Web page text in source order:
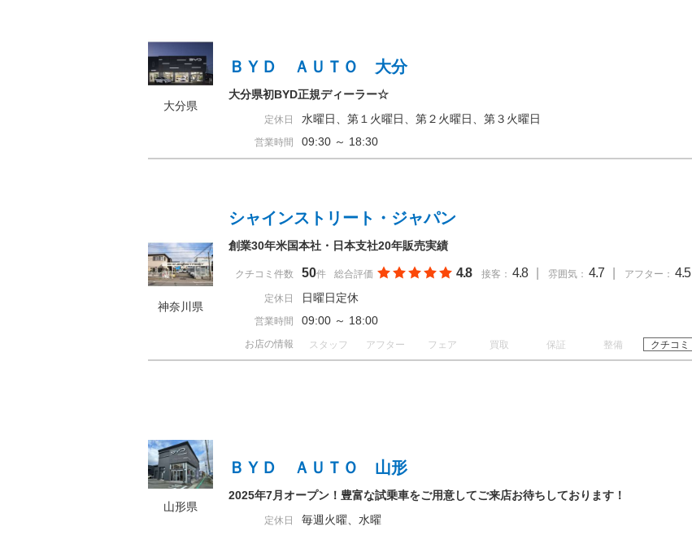
大分県
ＢＹＤ ＡＵＴＯ 大分
大分県初BYD正規ディーラー☆
定休日 水曜日、第１火曜日、第２火曜日、第３火曜日
営業時間 09:30 ～ 18:30
神奈川県
シャインストリート・ジャパン
創業30年米国本社・日本支社20年販売実績
クチコミ件数 50件 総合評価 4.8 接客： 4.8 雰囲気： 4.7 アフター： 4.5
定休日 日曜日定休
営業時間 09:00 ～ 18:00
お店の情報 スタッフ アフター フェア 買取 保証 整備 クチコミ
山形県
ＢＹＤ ＡＵＴＯ 山形
2025年7月オープン！豊富な試乗車をご用意してご来店お待ちしております！
定休日 毎週火曜、水曜